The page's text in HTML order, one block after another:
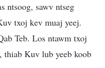
ntsoog, sawv ntseg
txoj kev muaj yeej.
Teb. Los ntawm txoj
thiab Kuv lub yeeb koob